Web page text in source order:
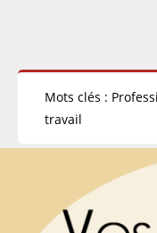
Mots clés :
travail